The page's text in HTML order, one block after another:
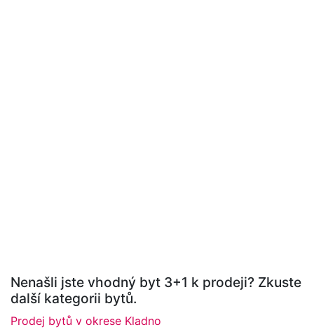
Nenašli jste vhodný byt 3+1 k prodeji? Zkuste
další kategorii bytů.
Prodej bytů v okrese Kladno